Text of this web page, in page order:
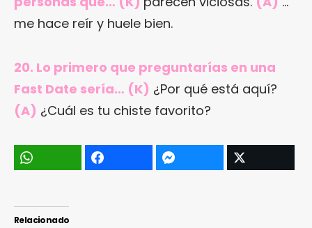
me hace reír y huele bien.
20. Lo primero que preguntarías en una
Fast Date sería… (K) ¿Por qué está aquí?
(A) ¿Cuál es tu chiste favorito?
Relacionado